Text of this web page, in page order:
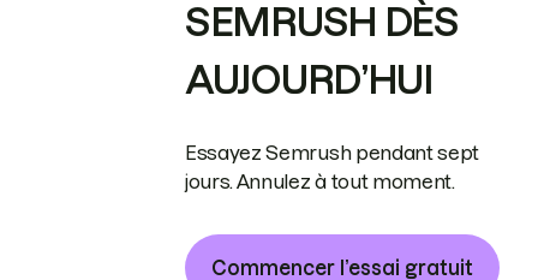
SEMRUSH DÈS
AUJOURD’HUI
Essayez Semrush pendant sept
jours. Annulez à tout moment.
Commencer l’essai gratuit